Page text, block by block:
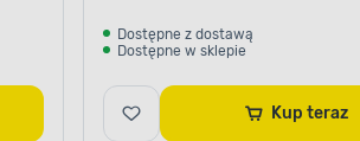
Dostępne z dostawą
Dostępne w sklepie
Kup teraz